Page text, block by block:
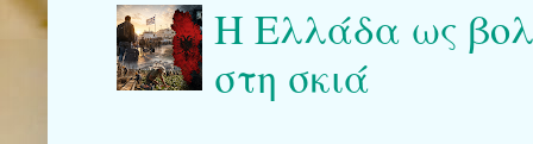
Η Ελλάδα ως
στη σκιά